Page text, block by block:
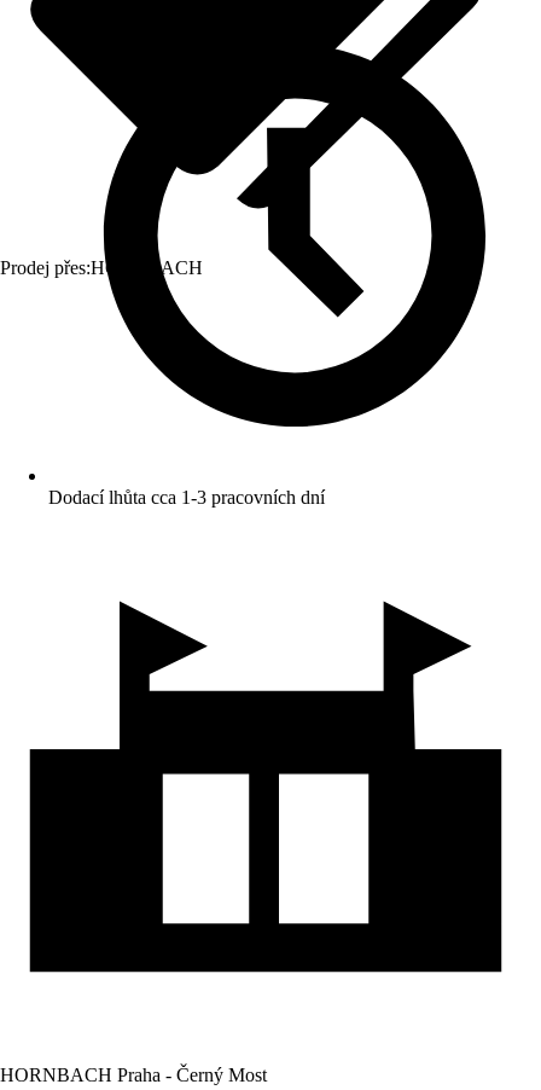
Prodej přes:HORNBACH
Dodací lhůta cca 1-3 pracovních dní
HORNBACH Praha - Černý Most